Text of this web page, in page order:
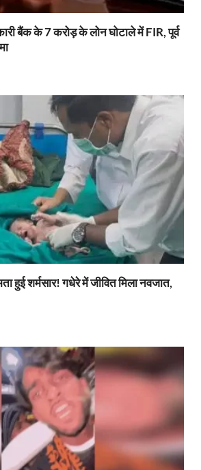
बैंक के 7 करोड़ के लोन घोटाले में FIR, पूर्व
हुई शर्मसार! गधेरे में जीवित मिला नवजात,